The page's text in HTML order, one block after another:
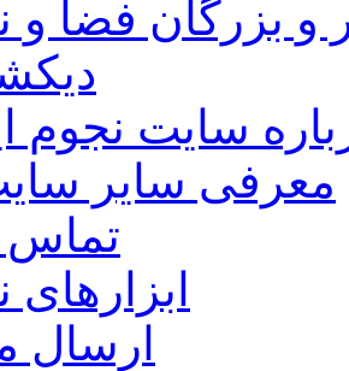
و بزرگان فضا و
سایت نجوم
معرفی سایر
تماس
ارسال